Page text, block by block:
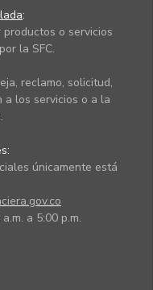
:
o servicios
la SFC.
reclamo, solicitud,
a los servicios o a la
únicamente está
a 5:00 p.m.